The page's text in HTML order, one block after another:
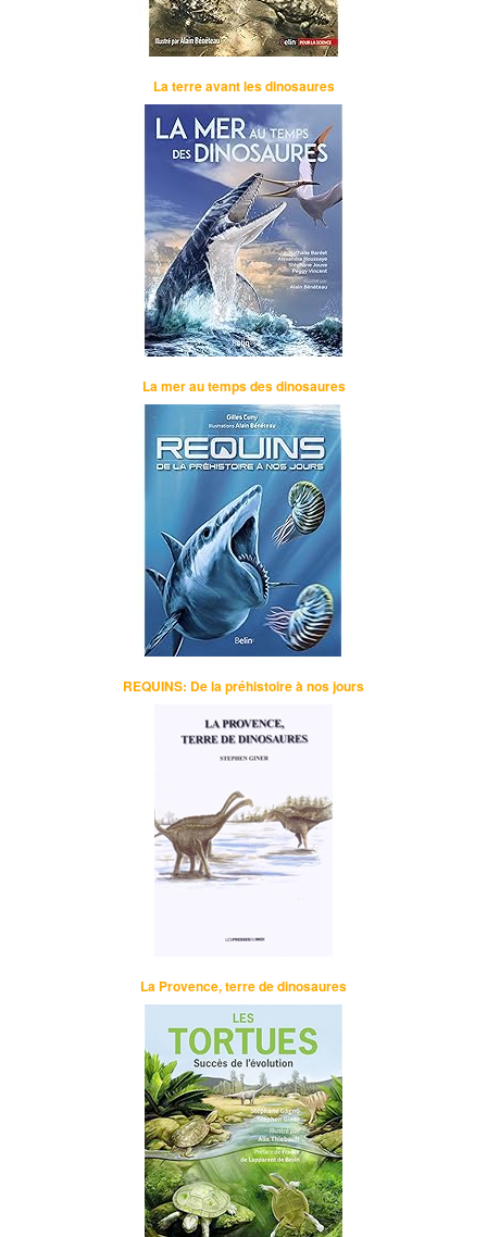
La terre avant les dinosaures
La mer au temps des dinosaures
REQUINS: De la préhistoire à nos jours
La Provence, terre de dinosaures